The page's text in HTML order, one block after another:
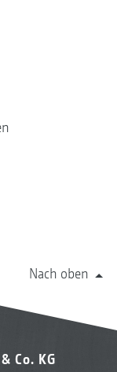
Nach oben
Co. KG